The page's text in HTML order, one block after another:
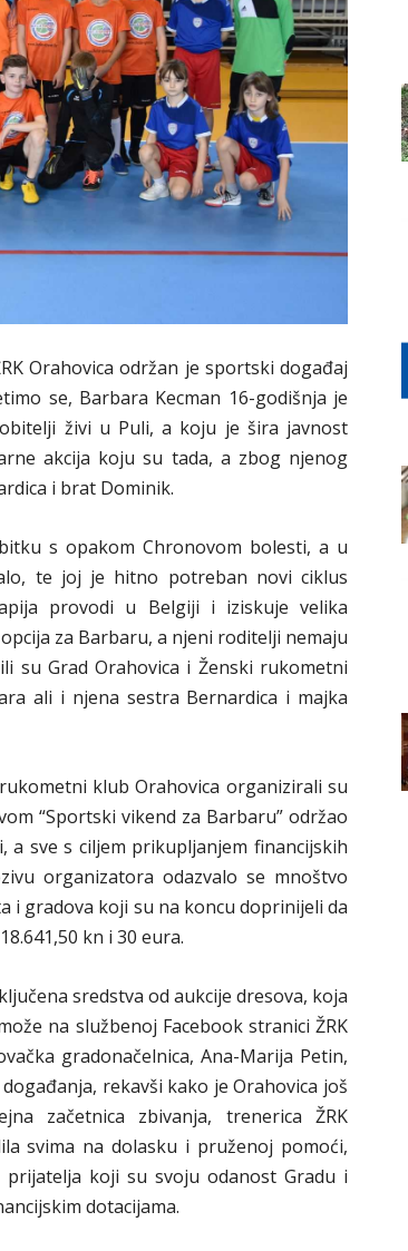
Orahovica održan je sportski događaj
se, Barbara Kecman 16-godišnja je
živi u Puli, a koju je šira javnost
akcija koju su tada, a zbog njenog
i brat Dominik.
s opakom Chronovom bolesti, a u
te joj je hitno potreban novi ciklus
provodi u Belgiji i iziskuje velika
za Barbaru, a njeni roditelji nemaju
su Grad Orahovica i Ženski rukometni
ali i njena sestra Bernardica i majka
klub Orahovica organizirali su
“Sportski vikend za Barbaru” održao
sve s ciljem prikupljanjem financijskih
organizatora odazvalo se mnoštvo
i gradova koji su na koncu doprinijeli da
kn i 30 eura.
sredstva od aukcije dresova, koja
na službenoj Facebook stranici ŽRK
gradonačelnica, Ana-Marija Petin,
rekavši kako je Orahovica još
začetnica zbivanja, trenerica ŽRK
svima na dolasku i pruženoj pomoći,
koji su svoju odanost Gradu i
dotacijama.